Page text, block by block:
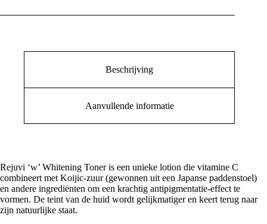
Beschrijving
Aanvullende informatie
Rejuvi ‘w’ Whitening Toner is een unieke lotion die vitamine C
combineert met Koijic-zuur (gewonnen uit een Japanse paddenstoel)
en andere ingrediënten om een krachtig antipigmentatie-effect te
vormen. De teint van de huid wordt gelijkmatiger en keert terug naar
zijn natuurlijke staat.